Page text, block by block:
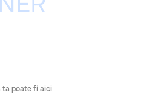
ta poate fi aici